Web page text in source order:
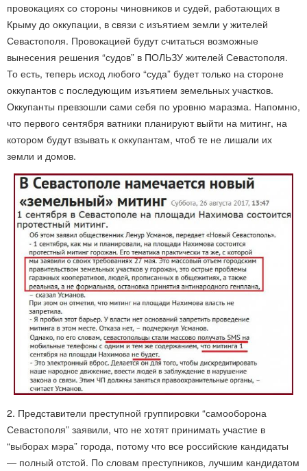
провокациях со стороны чиновников и судей, работающих в
Крыму до оккупации, в связи с изъятием земли у жителей
Севастополя. Провокацией будут считаться возможные
вынесения решения “судов” в ПОЛЬЗУ жителей Севастополя.
То есть, теперь исход любого “суда” будет только на стороне
оккупантов с последующим изъятием земельных участков.
Оккупанты превзошли сами себя по уровню маразма. Напомню,
что первого сентября ватники планируют выйти на митинг, на
котором будут взывать к оккупантам, чтоб те не лишали их
земли и домов.
2. Представители преступной группировки “самооборона
Севастополя” заявили, что не хотят принимать участие в
“выборах мэра” города, потому что все российские кандидаты
— полный отстой. По словам преступников, лучшим кандидатом